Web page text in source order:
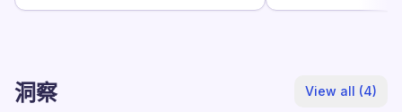
Connect。
洞察 View all (4)